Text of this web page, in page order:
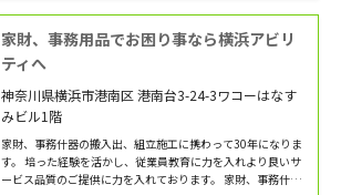
家財、事務用品でお困り事なら横浜アビリ
ティへ
神奈川県横浜市港南区 港南台3-24-3ワコーはなす
みビル1階
家財、事務什器の搬入出、組立施工に携わって30年になりま
す。 培った経験を活かし、従業員教育に力を入れより良いサ
ービス品質のご提供に力を入れております。 家財、事務什器